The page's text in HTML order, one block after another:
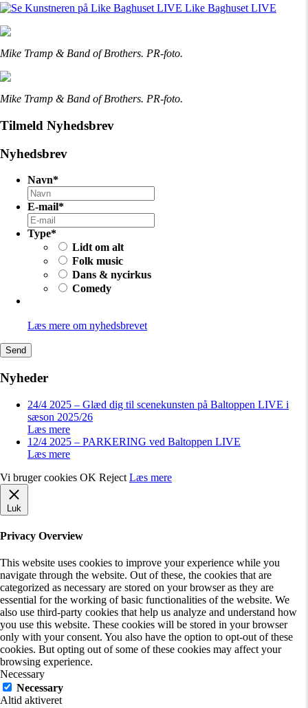
Like Baghuset LIVE
Mike Tramp & Band of Brothers. PR-foto.
Mike Tramp & Band of Brothers. PR-foto.
Tilmeld Nyhedsbrev
Nyhedsbrev
Navn*
E-mail*
Type*
Lidt om alt
Folk music
Dans & nycirkus
Comedy
Læs mere om nyhedsbrevet
Nyheder
24/4 2025 – Glæd dig til scenekunsten på Baltoppen LIVE i
sæson 2025/26
Læs mere
12/4 2025 – PARKERING ved Baltoppen LIVE
Læs mere
Vi bruger cookies OK Reject Læs mere
Luk
Privacy Overview
This website uses cookies to improve your experience while you
navigate through the website. Out of these, the cookies that are
categorized as necessary are stored on your browser as they are
essential for the working of basic functionalities of the website. We
also use third-party cookies that help us analyze and understand how
you use this website. These cookies will be stored in your browser
only with your consent. You also have the option to opt-out of these
cookies. But opting out of some of these cookies may affect your
browsing experience.
Necessary
Necessary
Altid aktiveret